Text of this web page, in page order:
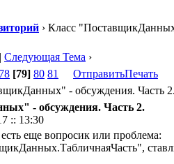
› Класс
| Следующая Тема ›
78 [79] 80 81 ОтправитьПечать
- обсуждения. Часть
- обсуждения. Часть 2.
:: 13:30
еще вопросик или проблема: